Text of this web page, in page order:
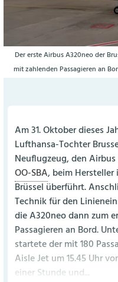
Der erste Airbus A320neo der
mit zahlenden Passagieren an
Am 31. Oktober dieses
Lufthansa-Tochter
Neuflugzeug, den Airbus
OO-SBA, beim
Brüssel überführt.
Technik für den
die A320neo dann zum
Passagieren an Bord.
startete der mit 180
Aisle Jet um 15.45 Uhr
einer Stunde und...